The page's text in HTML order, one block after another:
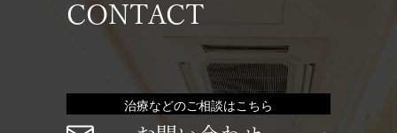
CONTACT
治療などのご相談はこちら